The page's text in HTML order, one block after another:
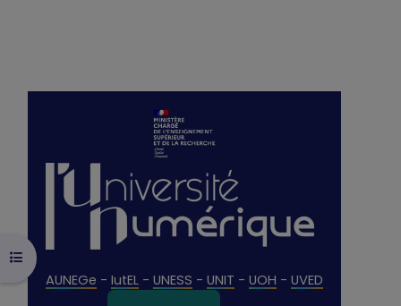
Ouvrir l’index du cours
AUNEGe - IutEL - UNESS - UNIT - UOH - UVED